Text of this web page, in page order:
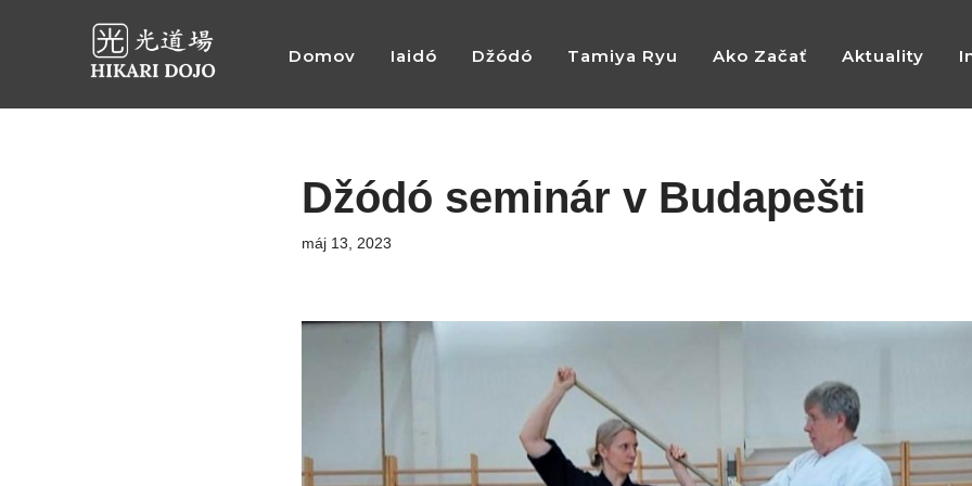
obsah
Domov Iaidó Džódó Tamiya Ryu Ako Začať Aktuality
Džódó seminár v Budapešti
máj 13, 2023